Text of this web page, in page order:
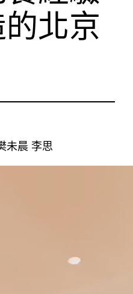
北京
未晨 李思